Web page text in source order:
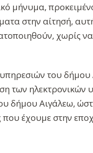
μήνυμα,
στην αίτησή,
χωρίς
του δήμου
των
δήμου Αιγάλεω,
έχουμε στην